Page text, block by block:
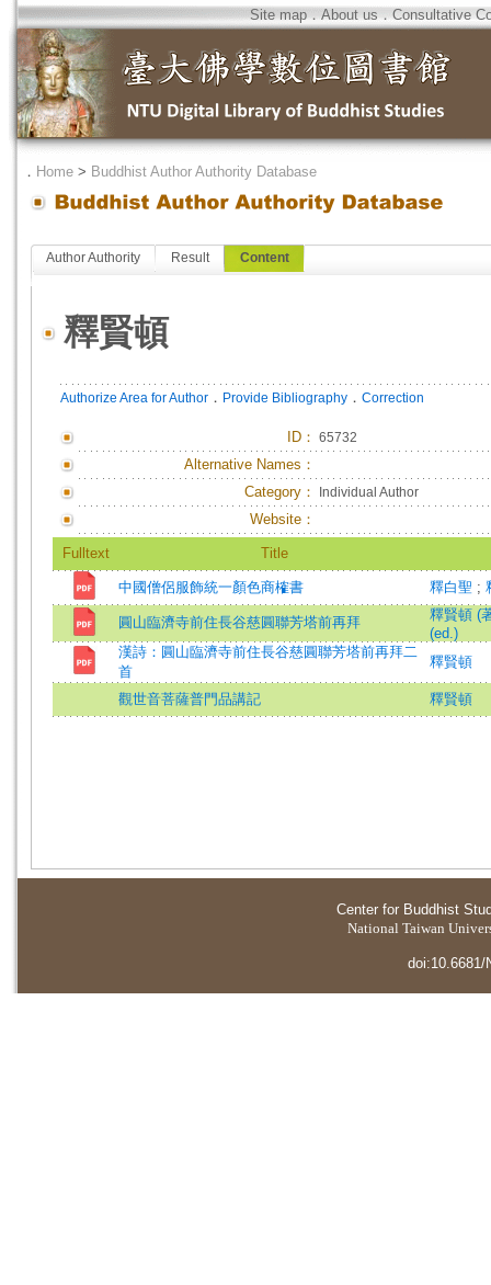
Site map．About us．Consultative
． Home > Buddhist Author Authority Database
Author Authority Result Content
釋賢頓
Authorize Area for Author ． Provide Bibliography ． Correction
ID ： 65732
Alternative Names：
Category：
Individual Author
Website：
Fulltext Title
中國僧侶服飾統一顏色商榷書 釋白聖 ;
圓山臨濟寺前住長谷慈圓聯芳塔前再拜
釋賢頓 (
(ed.)
漢詩：圓山臨濟寺前住長谷慈圓聯芳塔前再拜二
首
釋賢頓
觀世音菩薩普門品講記 釋賢頓
Center for Buddhist
National Taiwan
doi:10.6681/